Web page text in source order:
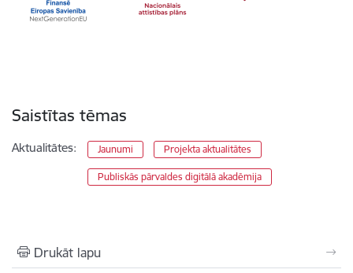
Saistītas tēmas
Aktualitātes: Jaunumi Projekta aktualitātes
Publiskās pārvaldes digitālā akadēmija
Drukāt lapu